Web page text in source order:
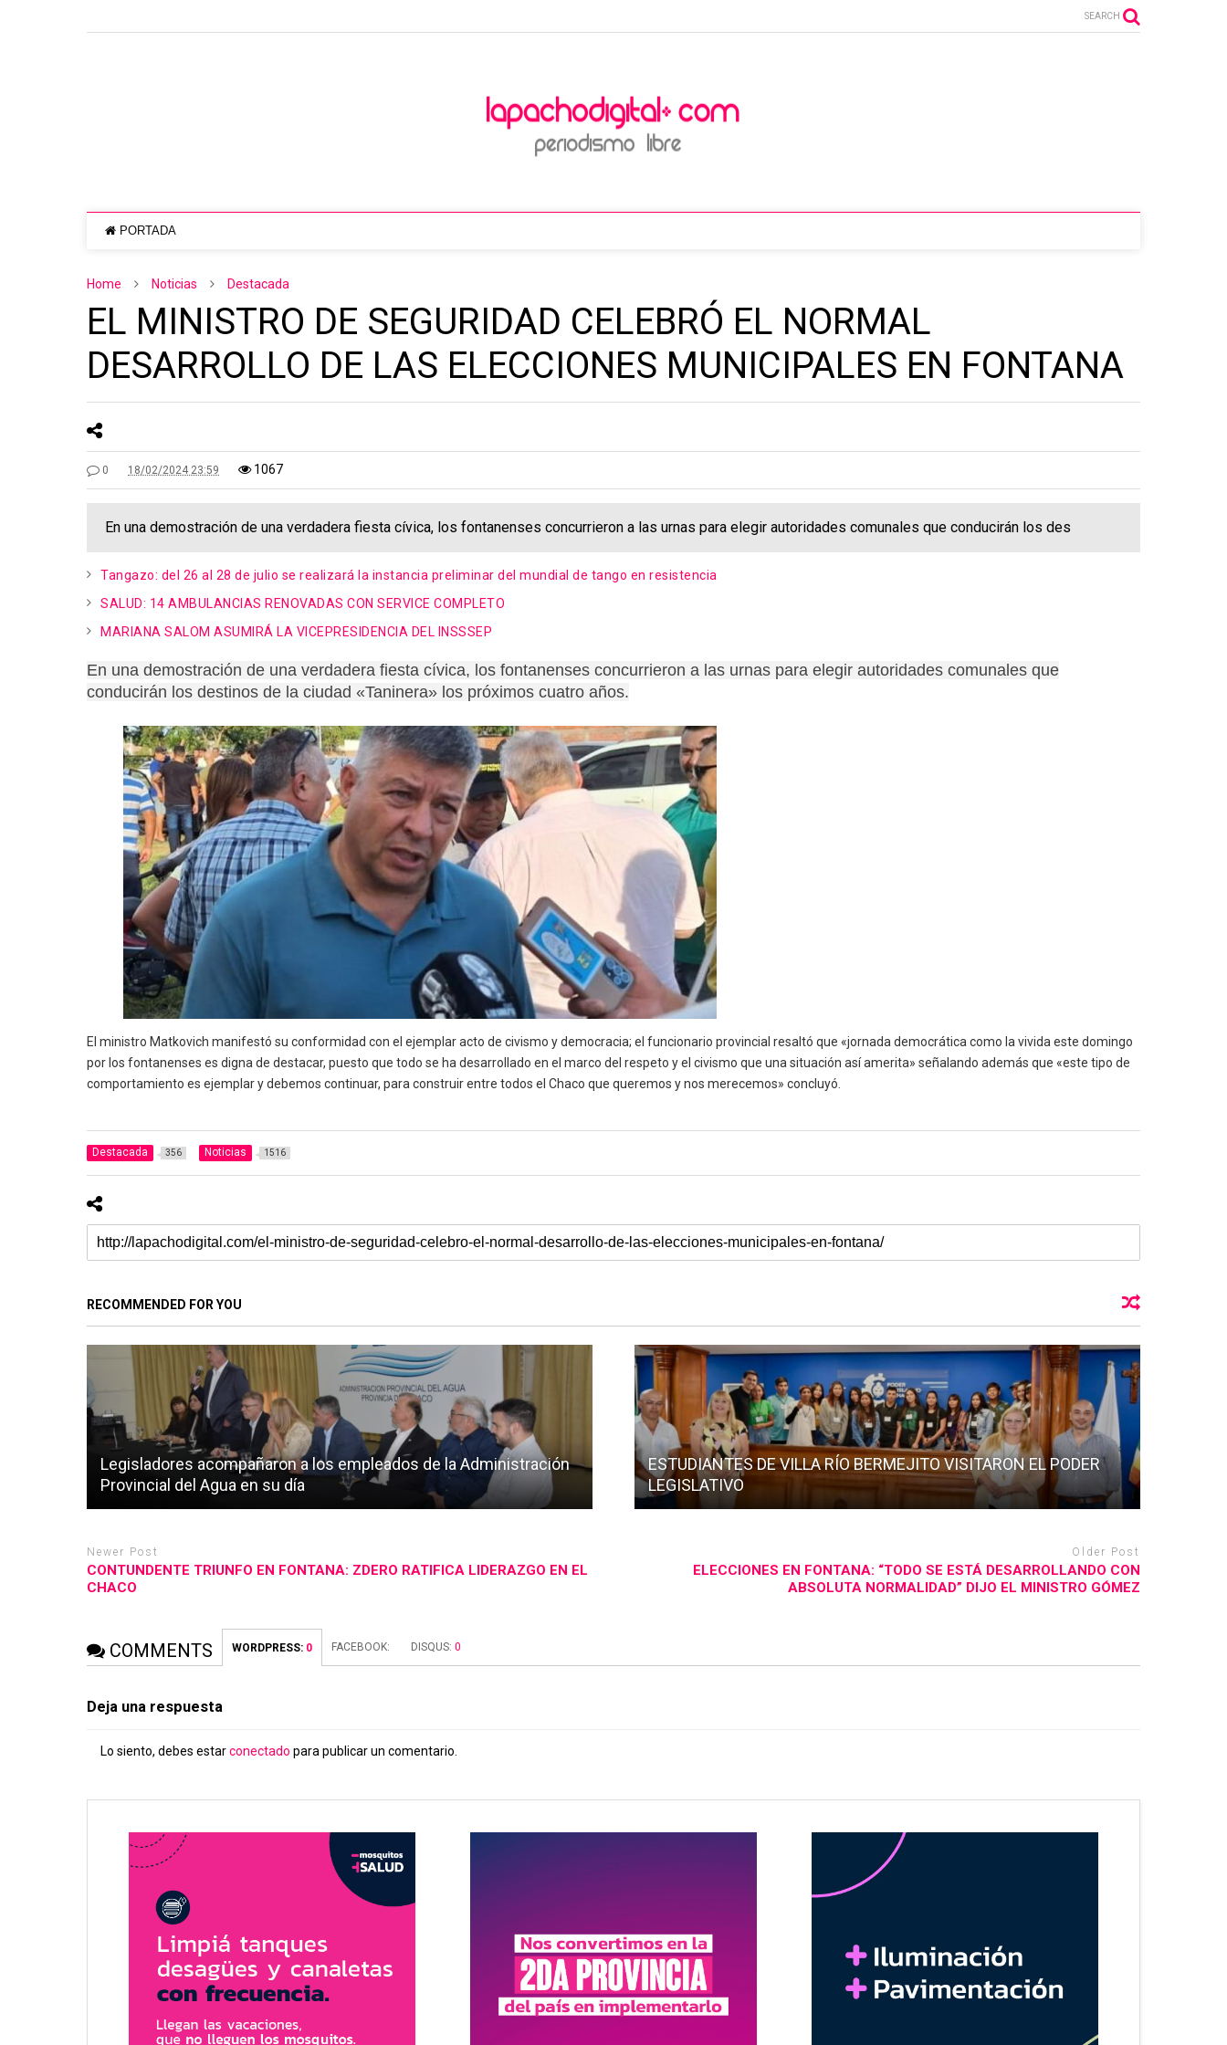
SEARCH
PORTADA
Home Noticias Destacada
EL MINISTRO DE SEGURIDAD CELEBRÓ EL NORMAL
DESARROLLO DE LAS ELECCIONES MUNICIPALES EN FONTANA
0 18/02/2024 23:59 1067
En una demostración de una verdadera fiesta cívica, los fontanenses concurrieron a las urnas para elegir autoridades comunales que conducirán los des
Tangazo: del 26 al 28 de julio se realizará la instancia preliminar del mundial de tango en resistencia
SALUD: 14 AMBULANCIAS RENOVADAS CON SERVICE COMPLETO
MARIANA SALOM ASUMIRÁ LA VICEPRESIDENCIA DEL INSSSEP
En una demostración de una verdadera fiesta cívica, los fontanenses concurrieron a las urnas para elegir autoridades comunales que
conducirán los destinos de la ciudad «Taninera» los próximos cuatro años.
El ministro Matkovich manifestó su conformidad con el ejemplar acto de civismo y democracia; el funcionario provincial resaltó que «jornada democrática como la vivida este domingo
por los fontanenses es digna de destacar, puesto que todo se ha desarrollado en el marco del respeto y el civismo que una situación así amerita» señalando además que «este tipo de
comportamiento es ejemplar y debemos continuar, para construir entre todos el Chaco que queremos y nos merecemos» concluyó.
Destacada 356 Noticias 1516
RECOMMENDED FOR YOU
Legisladores acompañaron a los empleados de la Administración
Provincial del Agua en su día
ESTUDIANTES DE VILLA RÍO BERMEJITO VISITARON EL PODER
LEGISLATIVO
Newer Post
CONTUNDENTE TRIUNFO EN FONTANA: ZDERO RATIFICA LIDERAZGO EN EL
CHACO
Older Post
ELECCIONES EN FONTANA: “TODO SE ESTÁ DESARROLLANDO CON
ABSOLUTA NORMALIDAD” DIJO EL MINISTRO GÓMEZ
COMMENTS WORDPRESS: 0 FACEBOOK: DISQUS:0
Deja una respuesta
Lo siento, debes estarconectado para publicar un comentario.